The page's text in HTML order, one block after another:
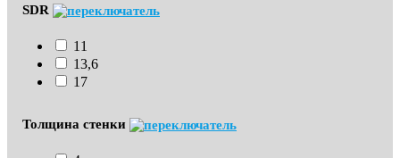
SDR
11
13,6
17
Толщина стенки